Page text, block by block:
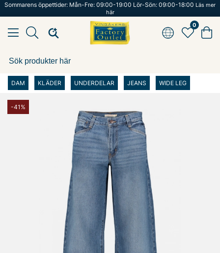
Sommarens öppettider: Mån-Fre: 09:00-19:00 Lör-Sön: 09:00-18:00 Läs mer
här
0
DAM KLÄDER UNDERDELAR JEANS WIDE LEG
-41%